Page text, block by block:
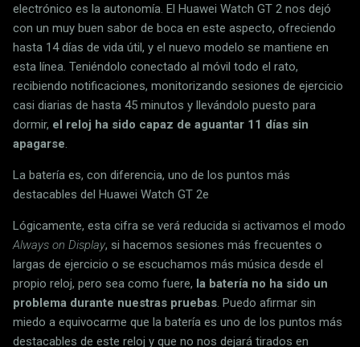
electrónico es la autonomía. El Huawei Watch GT 2 nos dejó
con un muy buen sabor de boca en este aspecto, ofreciendo
hasta 14 días de vida útil, y el nuevo modelo se mantiene en
esta línea. Teniéndolo conectado al móvil todo el rato,
recibiendo notificaciones, monitorizando sesiones de ejercicio
casi diarias de hasta 45 minutos y llevándolo puesto para
dormir, el reloj ha sido capaz de aguantar 11 días sin
apagarse.
La batería es, con diferencia, uno de los puntos más
destacables del Huawei Watch GT 2e
Lógicamente, esta cifra se verá reducida si activamos el modo
Always on Display, si hacemos sesiones más frecuentes o
largas de ejercicio o se escuchamos más música desde el
propio reloj, pero sea como fuere, la batería no ha sido un
problema durante nuestras pruebas. Puedo afirmar sin
miedo a equivocarme que la batería es uno de los puntos más
destacables de este reloj y que no nos dejará tirados en